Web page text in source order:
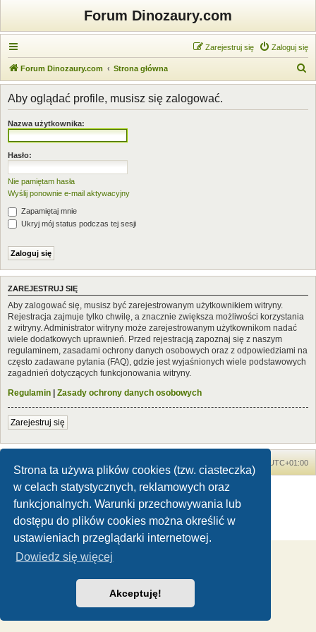
Strona ta używa plików cookies (tzw. ciasteczka)
w celach statystycznych, reklamowych oraz
funkcjonalnych. Warunki przechowywania lub
dostępu do plików cookies można określić w
ustawieniach przeglądarki internetowej.
Dowiedz się więcej
Akceptuję!
Forum Dinozaury.com
Zaloguj się
Zarejestruj się
Forum Dinozaury.com Strona główna
z
Aby oglądać profile, musisz się zalogować.
Nazwa użytkownika:
Hasło:
Nie pamiętam hasła
Wyślij ponownie e-mail aktywacyjny
Zapamiętaj mnie
Ukryj mój status podczas tej sesji
ZAREJESTRUJ SIĘ
Aby zalogować się, musisz być zarejestrowanym użytkownikiem witryny.
Rejestracja zajmuje tylko chwilę, a znacznie zwiększa możliwości korzystania
z witryny. Administrator witryny może zarejestrowanym użytkownikom nadać
wiele dodatkowych uprawnień. Przed rejestracją zapoznaj się z naszym
regulaminem, zasadami ochrony danych osobowych oraz z odpowiedziami na
często zadawane pytania (FAQ), gdzie jest wyjaśnionych wiele podstawowych
zagadnień dotyczących funkcjonowania witryny.
Regulamin | Zasady ochrony danych osobowych
Zarejestruj się
UTC+01:00
Dinozaury.com© 2006-2020
Technologię dostarczaphpBB® Forum Software © phpBB Limited
Zasady ochrony danych osobowych|Regulamin